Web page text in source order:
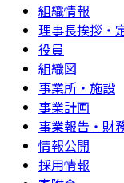
組織情報
理事長挨拶・
役員
組織図
事業所・施設
事業計画
事業報告・財
情報公開
採用情報